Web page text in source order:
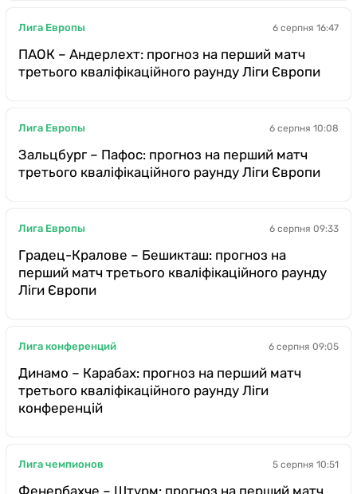
Лига Европы 6 серпня 16:47
ПАОК – Андерлехт: прогноз на перший матч
третього кваліфікаційного раунду Ліги Європи
Лига Европы 6 серпня 10:08
Зальцбург – Пафос: прогноз на перший матч
третього кваліфікаційного раунду Ліги Європи
Лига Европы 6 серпня 09:33
Градец-Кралове – Бешикташ: прогноз на
перший матч третього кваліфікаційного раунду
Ліги Європи
Лига конференций 6 серпня 09:05
Динамо – Карабах: прогноз на перший матч
третього кваліфікаційного раунду Ліги
конференцій
Лига чемпионов 5 серпня 10:51
Фенербахче – Штурм: прогноз на перший матч